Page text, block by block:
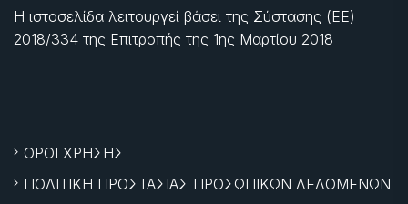
Η ιστοσελίδα λειτουργεί βάσει της Σύστασης (ΕΕ)
2018/334 της Επιτροπής της 1ης Μαρτίου 2018
ΟΡΟΙ ΧΡΗΣΗΣ
ΠΟΛΙΤΙΚΗ ΠΡΟΣΤΑΣΙΑΣ ΠΡΟΣΩΠΙΚΩΝ ΔΕΔΟΜΕΝΩΝ